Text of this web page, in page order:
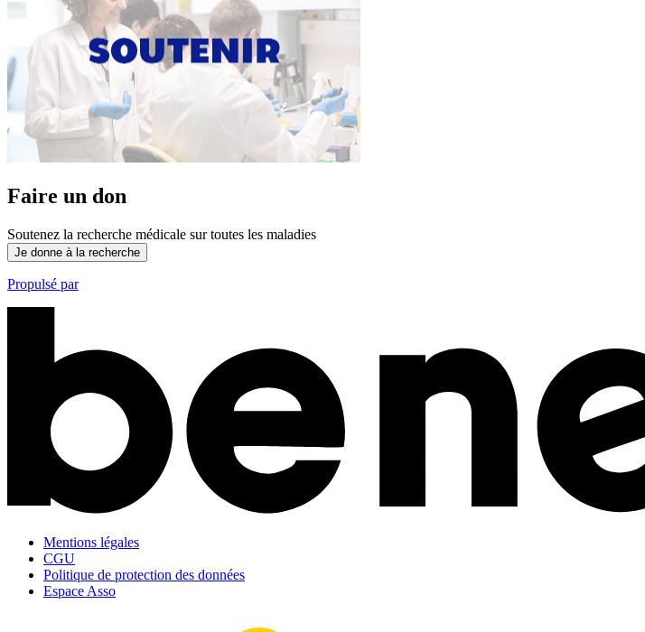
Faire un don
Soutenez la recherche médicale sur toutes les maladies
Je donne à la recherche
Propulsé par
Mentions légales
CGU
Politique de protection des données
Espace Asso